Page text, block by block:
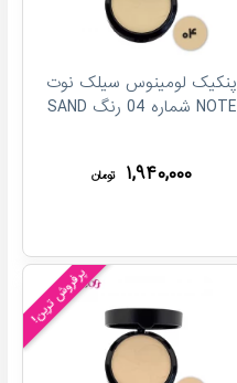
پنکیک لومینوس سیلک نوت
NOTE شماره 04 رنگ SAND
۱,۹۴۰,۰۰۰ تومان
پرفروش ترین!